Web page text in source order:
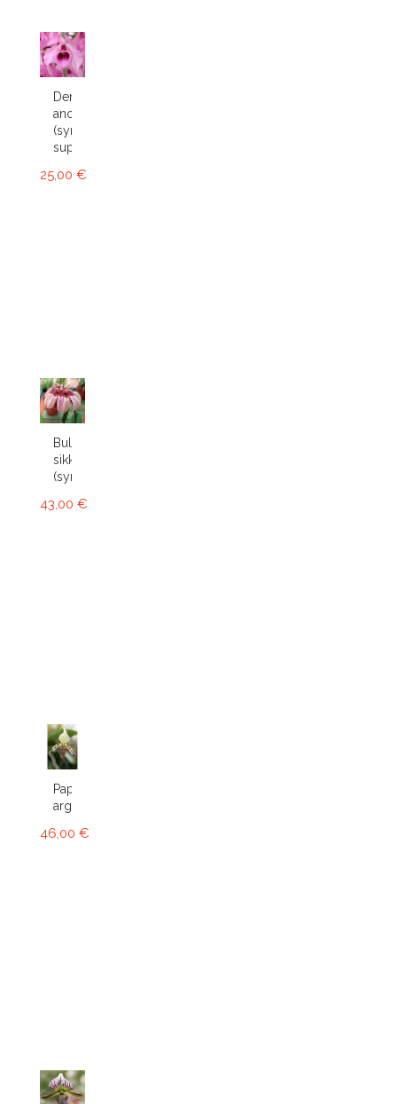
Dendrobium
anosmum
(syn.
superbum)
25,00 €
Bulbophyllum
sikkimense
(syn....
43,00 €
Paphiopedilum
argus
46,00 €